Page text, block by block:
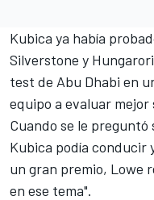
Kubica ya había
Silverstone y
test de Abu Dhabi en
equipo a evaluar mejor
Cuando se le preguntó
Kubica podía conducir
un gran premio, Lowe
en ese tema".